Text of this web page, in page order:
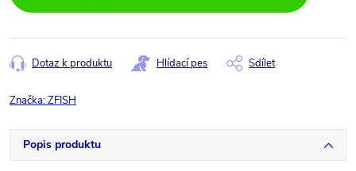
Dotaz k produktu Hlídací pes Sdílet
Značka:ZFISH
Popis produktu